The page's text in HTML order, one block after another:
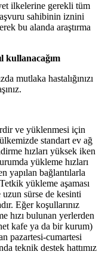
ilkelerine gerekli tüm
sahibinin iznini
bu alanda araştırma
kullanacağım
mutlaka hastalığınızı
ve yüklenmesi için
standart ev ağ
hızları yüksek iken
yükleme hızları
yapılan bağlantılarla
yükleme aşaması
sürse de kesinti
Eğer koşullarınız
hızı bulunan yerlerden
kafe ya da bir kurum)
pazartesi-cumartesi
teknik destek hattımız